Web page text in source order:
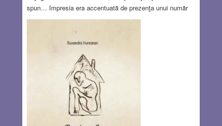
spun… Impresia era accentuată de prezenţa unui număr
mare de tineri, de sunetele stridente ale instrumentelor
depăşească, pentru a se înţelege. Lumea era bine
eveniment sărbătoresc.